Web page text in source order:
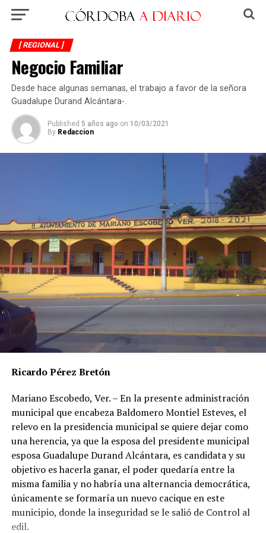
[ REGIONAL ]
Negocio Familiar
Desde hace algunas semanas, el trabajo a favor de la señora
Guadalupe Durand Alcántara-.
Published 5 años ago on 10/03/2021
By Redaccion
Ricardo Pérez Bretón
Mariano Escobedo, Ver. – En la presente administración
municipal que encabeza Baldomero Montiel Esteves, el
relevo en la presidencia municipal se quiere dejar como
una herencia, ya que la esposa del presidente municipal
esposa Guadalupe Durand Alcántara, es candidata y su
objetivo es hacerla ganar, el poder quedaría entre la
misma familia y no habría una alternancia democrática,
únicamente se formaría un nuevo cacique en este
municipio, donde la inseguridad se le salió de Control al
edil.